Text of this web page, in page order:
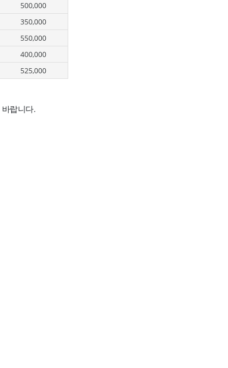
500,000
350,000
550,000
400,000
525,000
랍니다.